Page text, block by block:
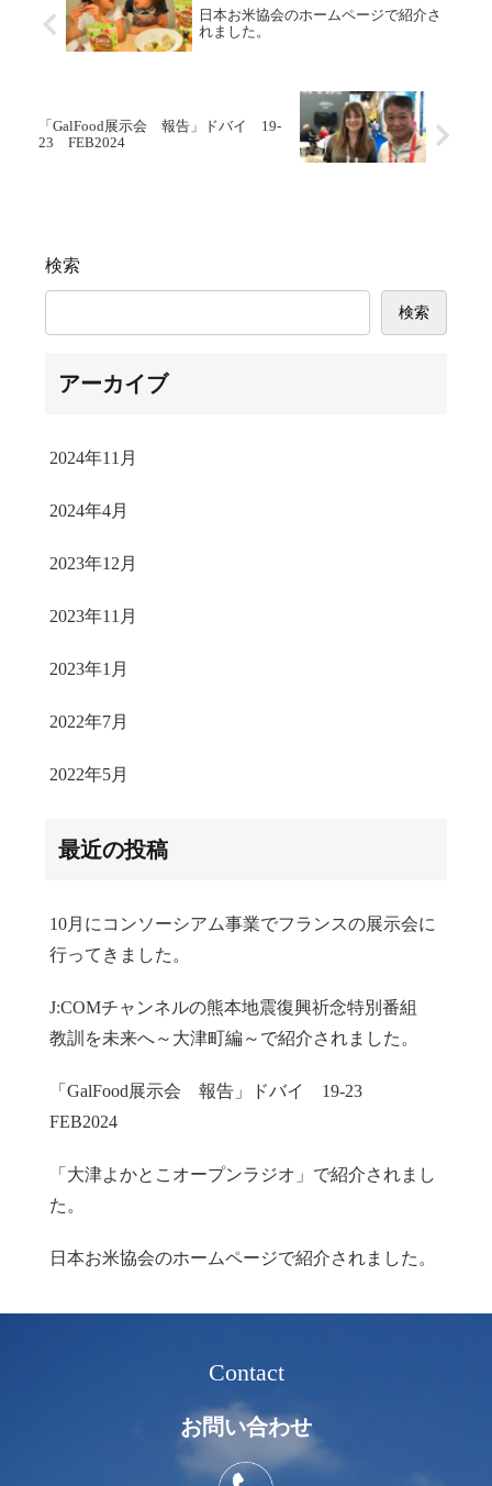
日本お米協会のホームページで紹介さ
れました。
「GalFood展示会 報告」ドバイ 19-
23 FEB2024
検索
検索
アーカイブ
2024年11月
2024年4月
2023年12月
2023年11月
2023年1月
2022年7月
2022年5月
最近の投稿
10月にコンソーシアム事業でフランスの展示会に
行ってきました。
J:COMチャンネルの熊本地震復興祈念特別番組
教訓を未来へ～大津町編～で紹介されました。
「GalFood展示会 報告」ドバイ 19-23
FEB2024
「大津よかとこオープンラジオ」で紹介されまし
た。
日本お米協会のホームページで紹介されました。
Contact
お問い合わせ